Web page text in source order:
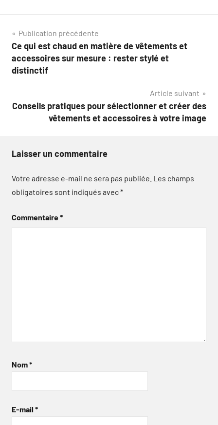
Navigation
de
l’article
Publication précédente
Ce qui est chaud en matière de vêtements et
accessoires sur mesure : rester stylé et
distinctif
Article suivant
Conseils pratiques pour sélectionner et créer des
vêtements et accessoires à votre image
Laisser un commentaire
Votre adresse e-mail ne sera pas publiée. Les champs
obligatoires sont indiqués avec*
Commentaire*
Nom*
E-mail *